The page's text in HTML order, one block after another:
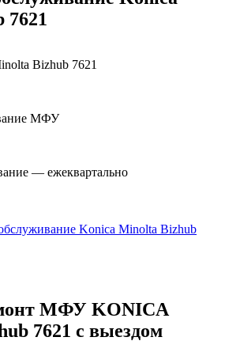
7621
Bizhub 7621
МФУ
— ежеквартально
Konica Minolta Bizhub
МФУ KONICA
7621 с выездом